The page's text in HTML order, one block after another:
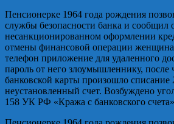
Пенсионерке 1964 года рождения
службы безопасности банка и сообщил
несанкционированном оформлении
отмены финансовой операции женщина
телефон приложение для удаленного
пароль от него злоумышленнику, после
банковской карты произошло списание
неустановленный счет. Возбуждено
158 УК РФ «Кража с банковского